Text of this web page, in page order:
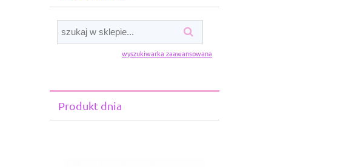
wyszukiwarka zaawansowana
Produkt dnia